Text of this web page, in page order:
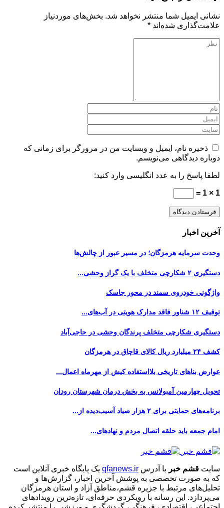
نشانی ایمیل شما منتشر نخواهد شد. بخش‌های موردنیاز
علامت‌گذاری شده‌اند *
ذخیره نام، ایمیل و وبسایت من در مرورگر برای زمانی که
دوباره دیدگاهی می‌نویسم.
لطفا پاسخ را به عدد انگلیسی وارد کنید:
1 × 1 =
آخرین اخبار
وحدت سرمایه هرمزگان؛ در مسیر عبور از چالش‌ها
دستگیری ۲ شکارچی متخلف با یک گراز وحشی...
واژگونی خودروی سمند در محور جاسک
توقیف ۱۲ شناور فاقد مدارک هویتی در آب‌های...
دستگیری شکارچی متخلف پرندگان وحشی در حاجی‌آباد
کشف ۲۴ میلیارد ریال کالای قاچاق در هرمزگان
عوارض بناهای تاریخی بلااستفاده کیش از مهرماه اعمال...
تحویل چهارمین آمبولانس به بخش درمان شهرستان رودان
برنامه‌های حمایتی برای ۲ هزار صیاد آسیب‌دیده از...
امام جمعه باید حلقه اتصال مردم و نهادهای...
سایت قشم خبر با آدرس qfanews.ir یک پایگاه خبری آنلاین است
که به صورت تخصصی به پوشش آخرین اخبار، گزارش‌ها و
تحلیل‌های مرتبط با جزیره قشم،مناطق آزاد و استان هرمزگان
می‌پردازد. این رسانه با رویکردی حرفه‌ای، تازه‌ترین رویدادهای